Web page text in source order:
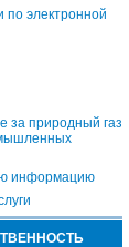
по электронной
за природный газ
информацию